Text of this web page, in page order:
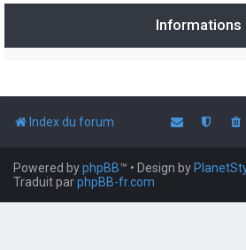
Informations
Index du forum
Powered byphpBB™ • Design by
Traduit parphpBB-fr.com